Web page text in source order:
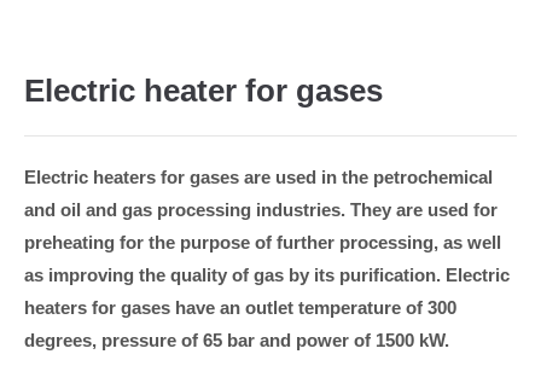
We offer support for our customers
Mon - Fri 8:00am - 5:00pm
Get in touch
376-293 City Road, Suite 600
San Francisco, CA 94102
Electric heater for gases
Electric heaters for gases are used in the petrochemical
and oil and gas processing industries. They are used for
preheating for the purpose of further processing, as well
as improving the quality of gas by its purification. Electric
heaters for gases have an outlet temperature of 300
degrees, pressure of 65 bar and power of 1500 kW.